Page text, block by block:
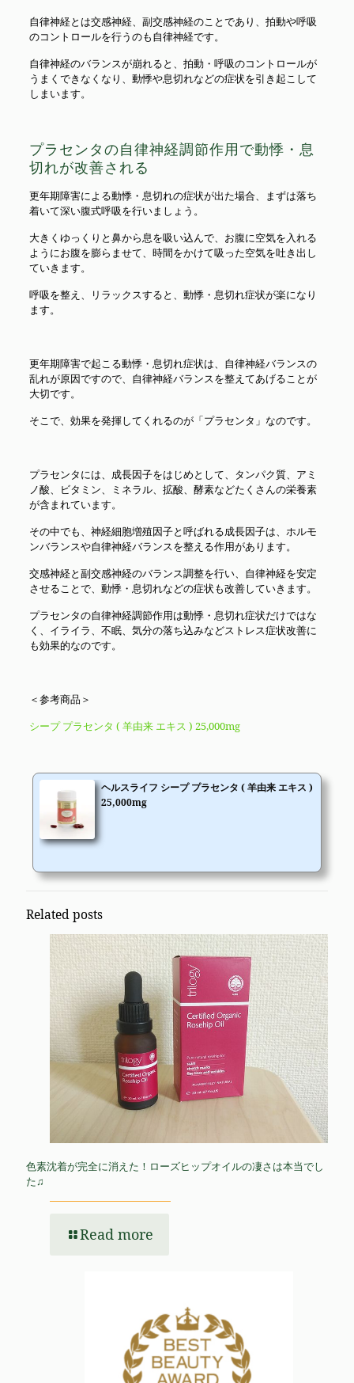
自律神経とは交感神経、副交感神経のことであり、拍動や呼吸
のコントロールを行うのも自律神経です。
自律神経のバランスが崩れると、拍動・呼吸のコントロールが
うまくできなくなり、動悸や息切れなどの症状を引き起こして
しまいます。
プラセンタの自律神経調節作用で動悸・息
切れが改善される
更年期障害による動悸・息切れの症状が出た場合、まずは落ち
着いて深い腹式呼吸を行いましょう。
大きくゆっくりと鼻から息を吸い込んで、お腹に空気を入れる
ようにお腹を膨らませて、時間をかけて吸った空気を吐き出し
ていきます。
呼吸を整え、リラックスすると、動悸・息切れ症状が楽になり
ます。
更年期障害で起こる動悸・息切れ症状は、自律神経バランスの
乱れが原因ですので、自律神経バランスを整えてあげることが
大切です。
そこで、効果を発揮してくれるのが「プラセンタ」なのです。
プラセンタには、成長因子をはじめとして、タンパク質、アミ
ノ酸、ビタミン、ミネラル、拡酸、酵素などたくさんの栄養素
が含まれています。
その中でも、神経細胞増殖因子と呼ばれる成長因子は、ホルモ
ンバランスや自律神経バランスを整える作用があります。
交感神経と副交感神経のバランス調整を行い、自律神経を安定
させることで、動悸・息切れなどの症状も改善していきます。
プラセンタの自律神経調節作用は動悸・息切れ症状だけではな
く、イライラ、不眠、気分の落ち込みなどストレス症状改善に
も効果的なのです。
＜参考商品＞
シープ プラセンタ ( 羊由来 エキス ) 25,000mg
ヘルスライフ シープ プラセンタ ( 羊由来 エキス )
25,000mg
Related posts
色素沈着が完全に消えた！ローズヒップオイルの凄さは本当でし
た♫
Read more